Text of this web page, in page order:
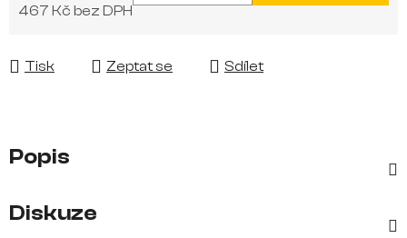
467 Kč bez DPH
Tisk Zeptat se Sdílet
Popis
Diskuze